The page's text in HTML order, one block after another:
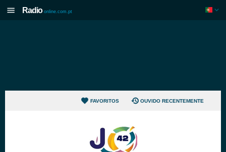
Radio online.com.pt
FAVORITOS OUVIDO RECENTEMENTE